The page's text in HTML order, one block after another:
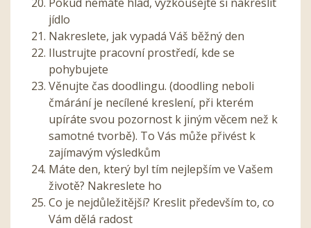
jídlo
Nakreslete, jak vypadá Váš běžný den
Ilustrujte pracovní prostředí, kde se
pohybujete
Věnujte čas doodlingu. (doodling neboli
čmárání je necílené kreslení, při kterém
upíráte svou pozornost k jiným věcem než k
samotné tvorbě). To Vás může přivést k
zajímavým výsledkům
Máte den, který byl tím nejlepším ve Vašem
životě? Nakreslete ho
Co je nejdůležitější? Kreslit především to, co
Vám dělá radost